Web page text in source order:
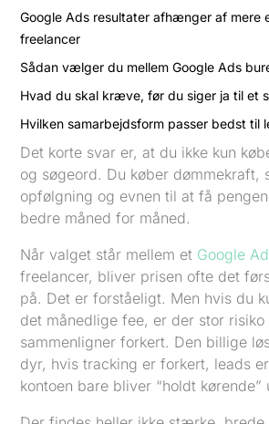
Google Ads resultater afhænger af mere
freelancer
Sådan vælger du mellem Google Ads
Hvad du skal kræve, før du siger ja til et
Hvilken samarbejdsform passer bedst til
Det korte svar er, at du ikke kun
og søgeord. Du køber dømmekraft,
opfølgning og evnen til at få
bedre måned for måned.
Når valget står mellem et Google
freelancer, bliver prisen ofte det
på. Det er forståeligt. Men hvis du
det månedlige fee, er der stor risiko
sammenligner forkert. Den billige
dyr, hvis tracking er forkert, leads
kontoen bare bliver “holdt kørende”